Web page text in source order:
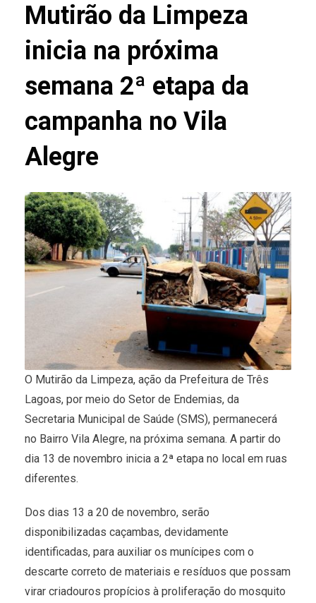
Mutirão da Limpeza
inicia na próxima
semana 2ª etapa da
campanha no Vila
Alegre
O Mutirão da Limpeza, ação da Prefeitura de Três
Lagoas, por meio do Setor de Endemias, da
Secretaria Municipal de Saúde (SMS), permanecerá
no Bairro Vila Alegre, na próxima semana. A partir do
dia 13 de novembro inicia a 2ª etapa no local em ruas
diferentes.
Dos dias 13 a 20 de novembro, serão
disponibilizadas caçambas, devidamente
identificadas, para auxiliar os munícipes com o
descarte correto de materiais e resíduos que possam
virar criadouros propícios à proliferação do mosquito